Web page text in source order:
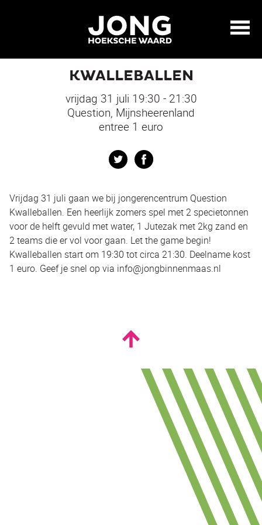
KWALLEBALLEN
vrijdag 31 juli 19:30 - 21:30
Question, Mijnsheerenland
entree 1 euro
Twitter
Vrijdag 31 juli gaan we bij jongerencentrum Question
Kwalleballen. Een heerlijk zomers spel met 2 specietonnen
voor de helft gevuld met water, 1 Jutezak met 2kg zand en
2 teams die er vol voor gaan. Let the game begin!
Kwalleballen start om 19:30 tot circa 21:30. Deelname kost
1 euro. Geef je snel op via info@jongbinnenmaas.nl